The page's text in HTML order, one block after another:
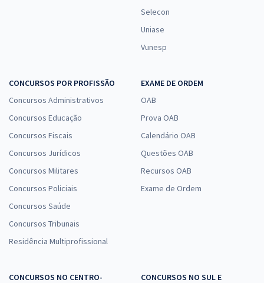
Selecon
Uniase
Vunesp
CONCURSOS POR PROFISSÃO
Concursos Administrativos
Concursos Educação
Concursos Fiscais
Concursos Jurídicos
Concursos Militares
Concursos Policiais
Concursos Saúde
Concursos Tribunais
Residência Multiprofissional
EXAME DE ORDEM
OAB
Prova OAB
Calendário OAB
Questões OAB
Recursos OAB
Exame de Ordem
CONCURSOS NO CENTRO-
CONCURSOS NO SUL E